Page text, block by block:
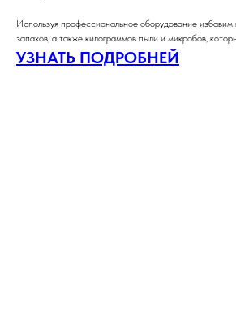
Используя профессиональное оборудование избавим
запахов, а также килограммов пыли и микробов,
УЗНАТЬ ПОДРОБНЕЙ